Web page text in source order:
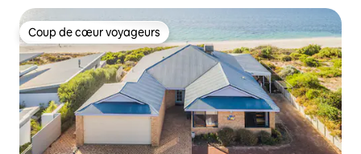
Coup de cœur voyageurs
Coup de cœur voyageurs